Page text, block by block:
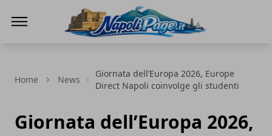
Home News
Giornata dell’Europa 2026, Europe
Direct Napoli coinvolge gli studenti
Giornata dell’Europa 2026,